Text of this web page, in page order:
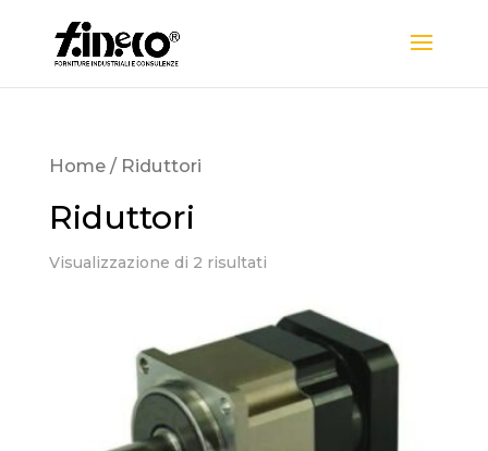
Home/ Riduttori
Riduttori
Visualizzazione di 2 risultati